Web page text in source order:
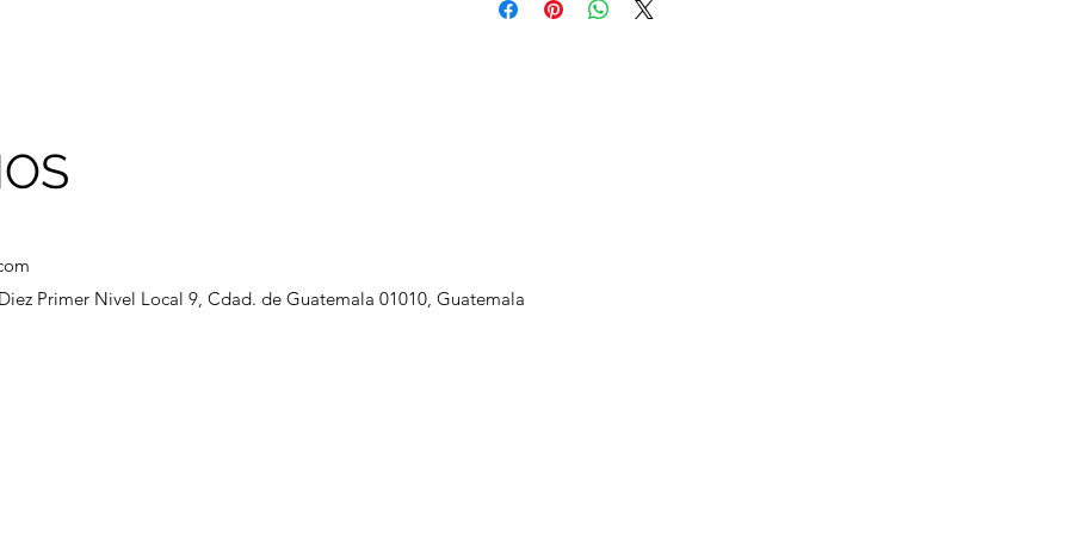
Primer Nivel Local 9, Cdad. de Guatemala 01010, Guatemala